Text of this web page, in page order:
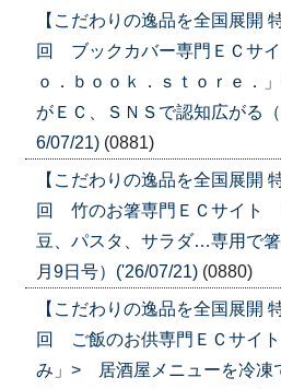
【こだわりの逸品を全国展開
回 ブックカバー専門ＥＣサ
ｏ．ｂｏｏｋ．ｓｔｏｒｅ．
がＥＣ、ＳＮＳで認知広がる
6/07/21) (0881)
【こだわりの逸品を全国展開
回 竹のお箸専門ＥＣサイト
豆、パスタ、サラダ…専用で
月9日号）('26/07/21) (0880)
【こだわりの逸品を全国展開
回 ご飯のお供専門ＥＣサイ
み」> 居酒屋メニューを冷凍